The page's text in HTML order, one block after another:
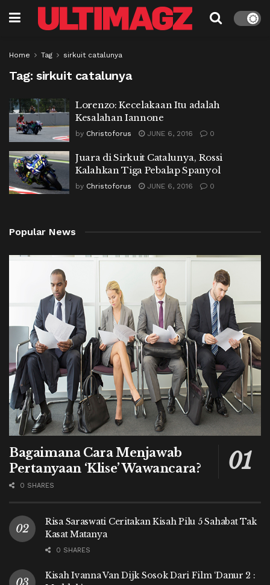
Home Tag sirkuit catalunya
Tag: sirkuit catalunya
Lorenzo: Kecelakaan Itu adalah
Kesalahan Iannone
by Christoforus JUNE 6, 2016 0
Juara di Sirkuit Catalunya, Rossi
Kalahkan Tiga Pebalap Spanyol
by Christoforus JUNE 6, 2016 0
Popular News
Bagaimana Cara Menjawab
Pertanyaan ‘Klise’ Wawancara?
0 SHARES
Risa Saraswati Ceritakan Kisah Pilu 5 Sahabat Tak
Kasat Matanya
0 SHARES
Kisah Ivanna Van Dijk Sosok Dari Film ‘Danur 2 :